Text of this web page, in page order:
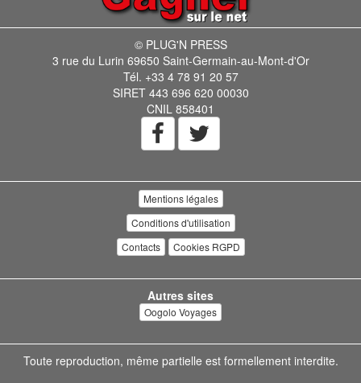
© PLUG'N PRESS
3 rue du Lurin 69650 Saint-Germain-au-Mont-d'Or
Tél. +33 4 78 91 20 57
SIRET 443 696 620 00030
CNIL 858401
Mentions légales
Conditions d'utilisation
Contacts
Cookies RGPD
Autres sites
Oogolo Voyages
Toute reproduction, même partielle est formellement interdite.